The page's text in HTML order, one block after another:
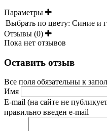
Параметры
Выбрать по цвету: Синие и
Отзывы (0)
Пока нет отзывов
Оставить отзыв
Все поля обязательны к
Имя
E-mail (на сайте не
правильно введен e-mail